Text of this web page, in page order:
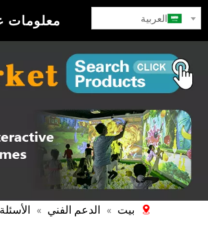
معلومات العربية
بيت » الدعم الفني »